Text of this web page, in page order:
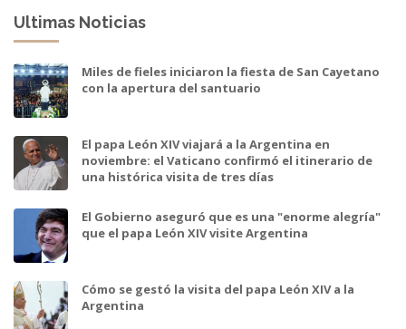
Ultimas Noticias
Miles de fieles iniciaron la fiesta de San Cayetano
con la apertura del santuario
El papa León XIV viajará a la Argentina en
noviembre: el Vaticano confirmó el itinerario de
una histórica visita de tres días
El Gobierno aseguró que es una "enorme alegría"
que el papa León XIV visite Argentina
Cómo se gestó la visita del papa León XIV a la
Argentina